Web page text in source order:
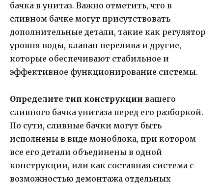
бачка в унитаз. Важно отметить, что в
сливном бачке могут присутствовать
дополнительные детали, такие как регулятор
уровня воды, клапан перелива и другие,
которые обеспечивают стабильное и
эффективное функционирование системы.
Определите тип конструкции вашего
сливного бачка унитаза перед его разборкой.
По сути, сливные бачки могут быть
исполнены в виде моноблока, при котором
все его детали объединены в одной
конструкции, или как составная система с
возможностью демонтажа отдельных